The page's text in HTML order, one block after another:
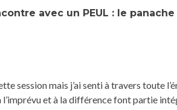
avec un PEUL : le
session mais j’ai senti à travers toute
l’imprévu et à la différence font partie